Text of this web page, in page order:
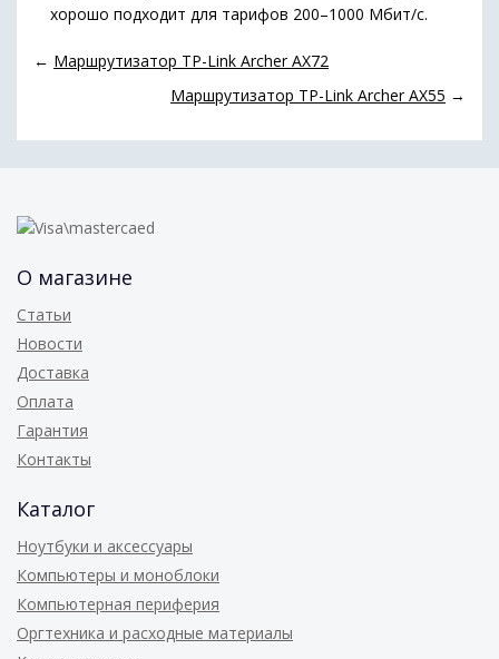
хорошо подходит для тарифов 200–1000 Мбит/с.
← Маршрутизатор TP-Link Archer AX72
Маршрутизатор TP-Link Archer AX55 →
О магазине
Статьи
Новости
Доставка
Оплата
Гарантия
Контакты
Каталог
Ноутбуки и аксессуары
Компьютеры и моноблоки
Компьютерная периферия
Оргтехника и расходные материалы